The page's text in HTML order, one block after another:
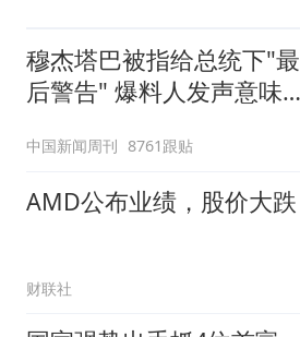
穆杰塔巴被指给总统下"最
后警告" 爆料人发声意味
中国新闻周刊 8761跟贴
AMD公布业绩，股价大跌
财联社